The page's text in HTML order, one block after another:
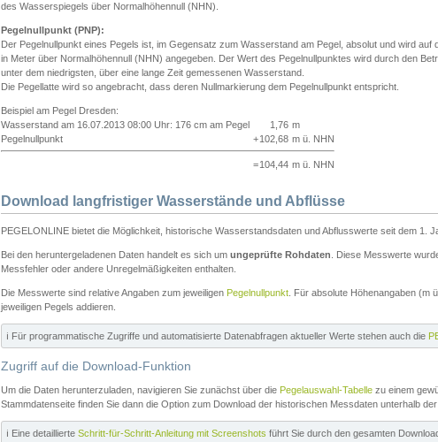
des Wasserspiegels über Normalhöhennull (NHN).
Pegelnullpunkt (PNP):
Der Pegelnullpunkt eines Pegels ist, im Gegensatz zum Wasserstand am Pegel, absolut und wird
in Meter über Normalhöhennull (NHN) angegeben. Der Wert des Pegelnullpunktes wird durch den
unter dem niedrigsten, über eine lange Zeit gemessenen Wasserstand.
Die Pegellatte wird so angebracht, dass deren Nullmarkierung dem Pegelnullpunkt entspricht.
Beispiel am Pegel Dresden:
Wasserstand am 16.07.2013 08:00 Uhr: 176 cm am Pegel
1,76 m
Pegelnullpunkt
+102,68 m ü. NHN
=104,44 m ü. NHN
Download langfristiger Wasserstände und Abflüsse
PEGELONLINE bietet die Möglichkeit, historische Wasserstandsdaten und Abflusswerte seit dem 1.
Bei den heruntergeladenen Daten handelt es sich um ungeprüfte Rohdaten . Diese Messwerte
Messfehler oder andere Unregelmäßigkeiten enthalten.
Die Messwerte sind relative Angaben zum jeweiligen Pegelnullpunkt . Für absolute Höhenangaben (m
jeweiligen Pegels addieren.
ℹ️ Für programmatische Zugriffe und automatisierte Datenabfragen aktueller Werte stehen auch die
Zugriff auf die Download-Funktion
Um die Daten herunterzuladen, navigieren Sie zunächst über die Pegelauswahl-Tabelle zu einem
Stammdatenseite finden Sie dann die Option zum Download der historischen Messdaten unterhalb
ℹ️ Eine detaillierte Schritt-für-Schritt-Anleitung mit Screenshots führt Sie durch den gesamten